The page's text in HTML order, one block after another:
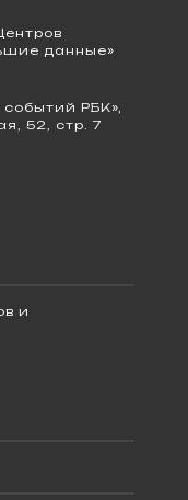
данные»
РБК»,
52, стр. 7
и